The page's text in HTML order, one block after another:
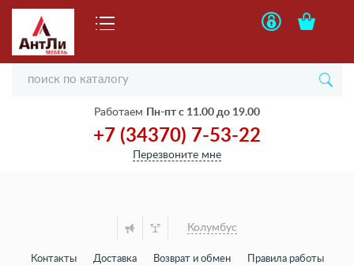
Работаем Пн-пт с 11.00 до 19.00
+7 (34370) 7-53-22
Перезвоните мне
Колумбус
Контакты Доставка Возврат и обмен Правила работы